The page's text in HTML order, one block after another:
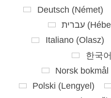
Deutsch (Német)
עברית (
Italiano(Olasz)
한국어
Norsk bokmål
Polski (Lengyel )